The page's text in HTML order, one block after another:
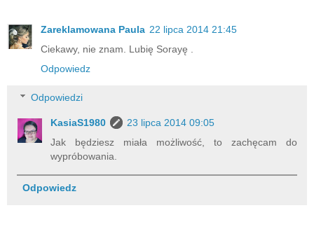
Zareklamowana Paula 22 lipca 2014 21:45
Ciekawy, nie znam. Lubię Sorayę .
Odpowiedz
Odpowiedzi
KasiaS1980
23 lipca 2014 09:05
Jak będziesz miała możliwość, to zachęcam do
wypróbowania.
Odpowiedz